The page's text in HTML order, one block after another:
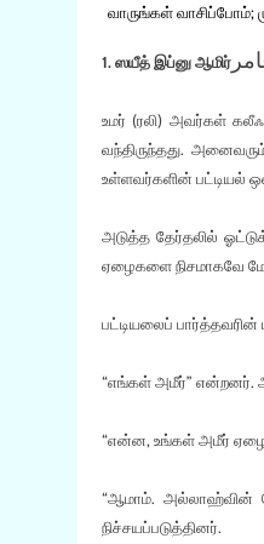
வாருங்கள் வாசிப்போம்;
1. ஸயீத் இப்னு ஆமிர்
உமர் (ரலி) அவர்கள்
வந்திருந்தது.
உள்ளவர்களின் பட்டியல்
அடுத்த தேர்தலில்
ஏழைகளை நிசமாகவே
பட்டியலைப்
“எங்கள் அமீர்” என்றனர்.
“என்ன, உங்கள் அமீர்
“ஆமாம். அல்லாஹ்வின்
நிச்சயப்படுத்தினர்.